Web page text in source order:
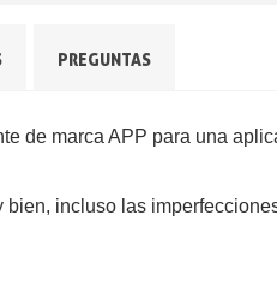
Devuelve los productos
PREGUNTAS
de marca APP para una
incluso las